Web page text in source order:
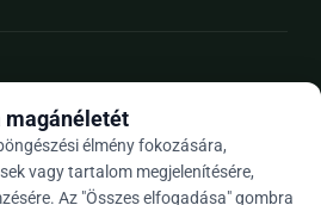
magánéletét
élmény fokozására,
vagy tartalom megjelenítésére,
Az "Összes elfogadása" gombra